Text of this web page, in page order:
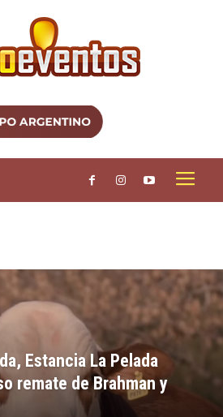
Estancia La Pelada
remate de Brahman y